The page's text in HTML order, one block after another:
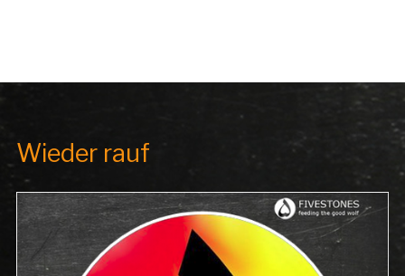
Wieder rauf